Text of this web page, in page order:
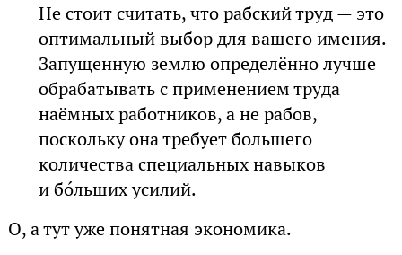
Не стоит считать, что рабский труд — это
оптимальный выбор для вашего имения.
Запущенную землю определённо лучше
обрабатывать с применением труда
наёмных работников, а не рабов,
поскольку она требует большего
количества специальных навыков
и бо́льших усилий.
О, а тут уже понятная экономика.